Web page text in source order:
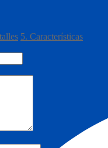
5. Características